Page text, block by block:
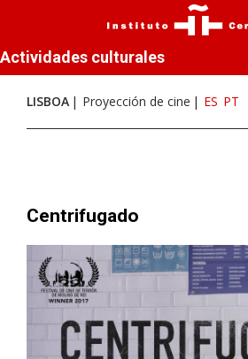
Actividades culturales
LISBOA Proyección de cine ES PT
Centrifugado